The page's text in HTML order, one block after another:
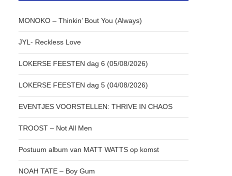
MONOKO – Thinkin’ Bout You (Always)
JYL- Reckless Love
LOKERSE FEESTEN dag 6 (05/08/2026)
LOKERSE FEESTEN dag 5 (04/08/2026)
EVENTJES VOORSTELLEN: THRIVE IN CHAOS
TROOST – Not All Men
Postuum album van MATT WATTS op komst
NOAH TATE – Boy Gum